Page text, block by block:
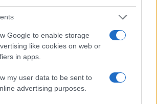
Google to enable storage
like cookies on web or
in apps.
my user data to be sent to
advertising purposes.
2026: belangrijke scenario’s voor de